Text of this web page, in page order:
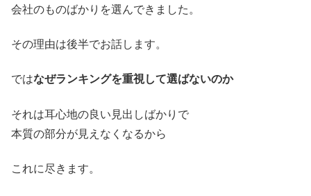
会社のものばかりを選んできました。
その理由は後半でお話します。
ではなぜランキングを重視して選ばないのか
それは耳心地の良い見出しばかりで
本質の部分が見えなくなるから
これに尽きます。